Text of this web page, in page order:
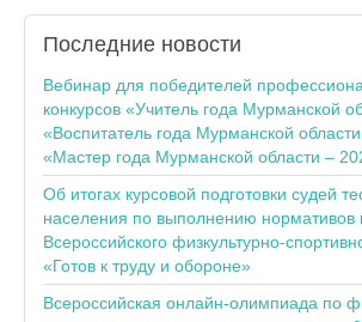
Последние новости
Вебинар для победителей
конкурсов «Учитель года Мурманской
«Воспитатель года Мурманской
«Мастер года Мурманской области –
Об итогах курсовой подготовки судей
населения по выполнению нормативов
Всероссийского физкультурно-
«Готов к труду и обороне»
Всероссийская онлайн-олимпиада по